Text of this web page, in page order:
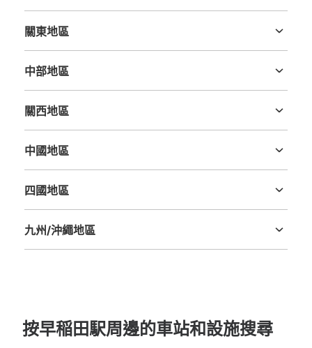
關東地區
中部地區
關西地區
中國地區
四國地區
九州/沖繩地區
按早稲田駅周邊的車站和設施搜尋